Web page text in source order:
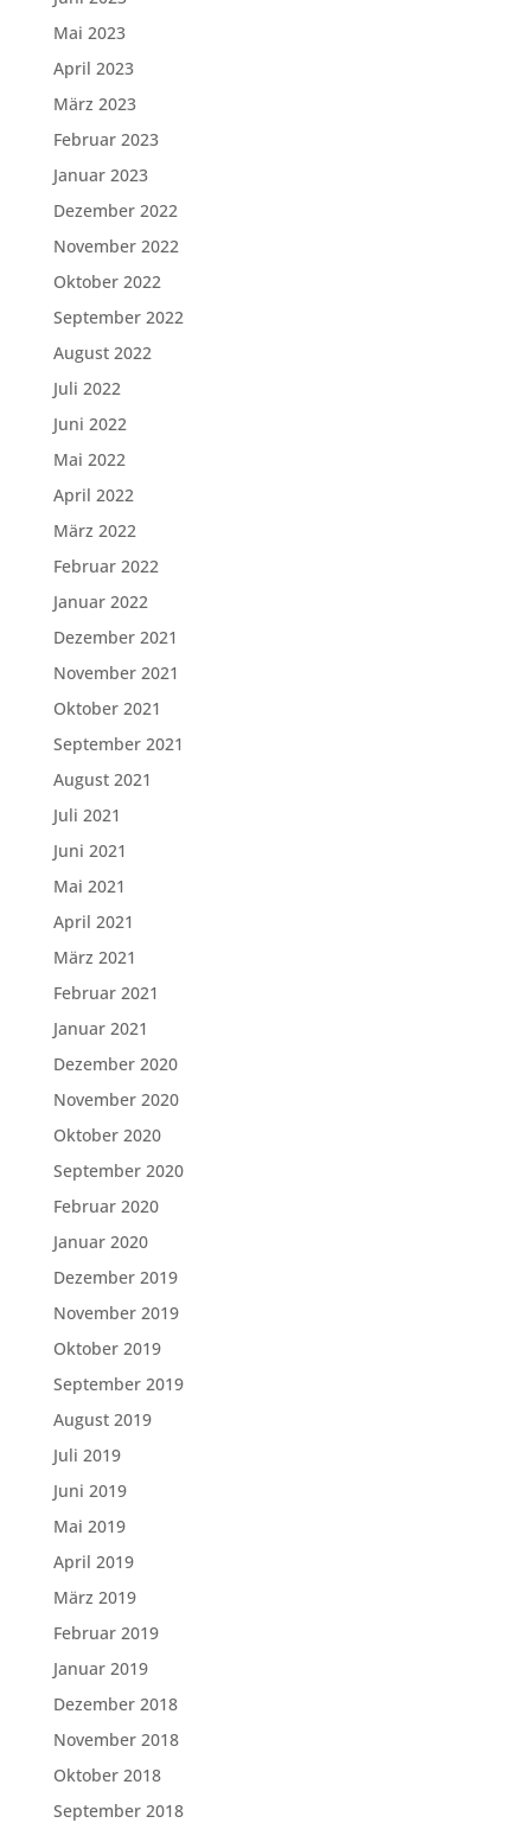
Mai 2023
April 2023
März 2023
Februar 2023
Januar 2023
Dezember 2022
November 2022
Oktober 2022
September 2022
August 2022
Juli 2022
Juni 2022
Mai 2022
April 2022
März 2022
Februar 2022
Januar 2022
Dezember 2021
November 2021
Oktober 2021
September 2021
August 2021
Juli 2021
Juni 2021
Mai 2021
April 2021
März 2021
Februar 2021
Januar 2021
Dezember 2020
November 2020
Oktober 2020
September 2020
Februar 2020
Januar 2020
Dezember 2019
November 2019
Oktober 2019
September 2019
August 2019
Juli 2019
Juni 2019
Mai 2019
April 2019
März 2019
Februar 2019
Januar 2019
Dezember 2018
November 2018
Oktober 2018
September 2018